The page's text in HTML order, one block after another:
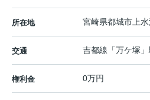
所在地 宮崎県都城市 上
交通 吉都線 「万ケ塚
権利金 0万円